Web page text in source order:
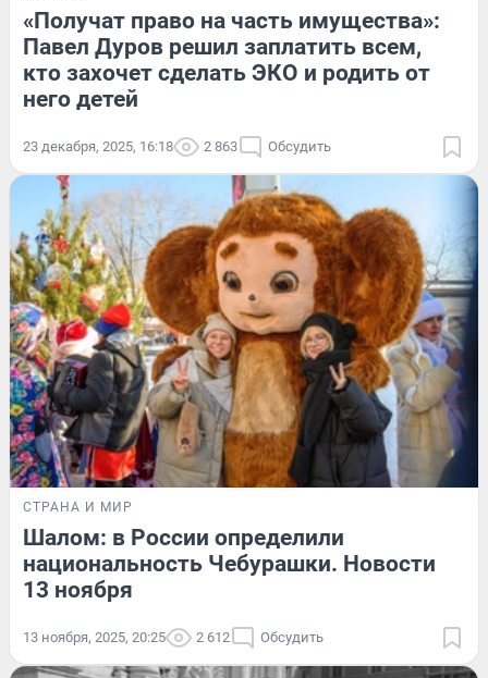
«Получат право на часть имущества»:
Павел Дуров решил заплатить всем,
кто захочет сделать ЭКО и родить от
него детей
23 декабря, 2025, 16:18 2 863 Обсудить
СТРАНА И МИР
Шалом: в России определили
национальность Чебурашки. Новости
13 ноября
13 ноября, 2025, 20:25 2 612 Обсудить